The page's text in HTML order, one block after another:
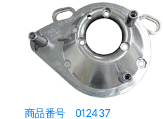
商品番号 012437